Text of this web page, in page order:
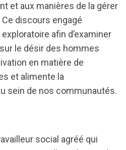
et aux manières de la gérer
Ce discours engagé
afin d’examiner
le désir des hommes
en matière de
et alimente la
sein de nos communautés.
social agréé qui